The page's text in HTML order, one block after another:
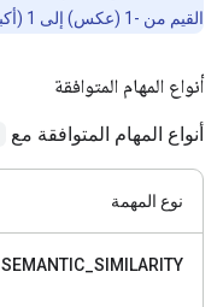
القيم من -1 (عكس) إلى 1 (أكبر تشابه).
أنواع المهام المتوافقة
أنواع المهام المتوافقة مع
نوع المهمة
SEMANTIC_SIMILARITY